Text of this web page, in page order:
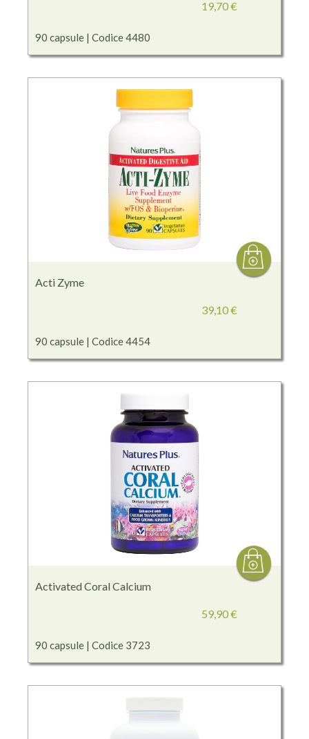
90 capsule | Codice 4480
19,70 €
Acti Zyme
90 capsule | Codice 4454
39,10 €
Activated Coral Calcium
90 capsule | Codice 3723
59,90 €